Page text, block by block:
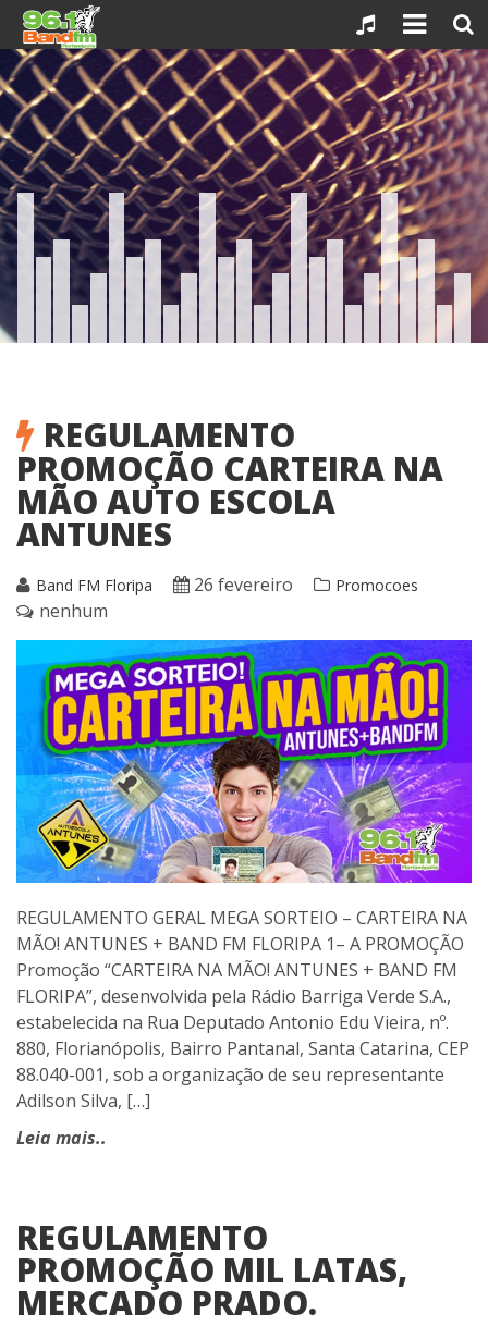
Skip
to
content
BLOG
REGULAMENTO
PROMOÇÃO CARTEIRA NA
MÃO AUTO ESCOLA
ANTUNES
Band FM Floripa 26 fevereiro Promocoes
nenhum
REGULAMENTO GERAL MEGA SORTEIO – CARTEIRA NA
MÃO! ANTUNES + BAND FM FLORIPA 1– A PROMOÇÃO
Promoção “CARTEIRA NA MÃO! ANTUNES + BAND FM
FLORIPA”, desenvolvida pela Rádio Barriga Verde S.A.,
estabelecida na Rua Deputado Antonio Edu Vieira, nº.
880, Florianópolis, Bairro Pantanal, Santa Catarina, CEP
88.040-001, sob a organização de seu representante
Adilson Silva, […]
Leia mais..
REGULAMENTO
PROMOÇÃO MIL LATAS,
MERCADO PRADO.